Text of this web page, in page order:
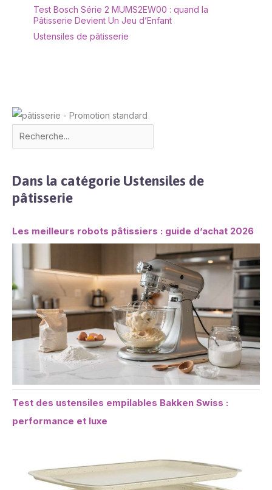
Test Bosch Série 2 MUMS2EW00 : quand la
Pâtisserie Devient Un Jeu d’Enfant
Ustensiles de pâtisserie
Dans la catégorie Ustensiles de
pâtisserie
Les meilleurs robots pâtissiers : guide d’achat 2026
Test des ustensiles empilables Bakken Swiss :
performance et luxe